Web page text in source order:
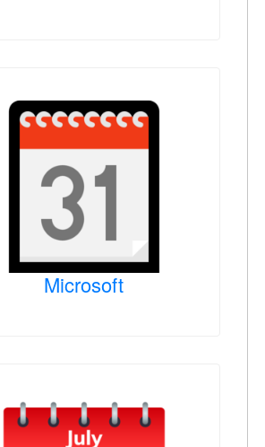
Microsoft